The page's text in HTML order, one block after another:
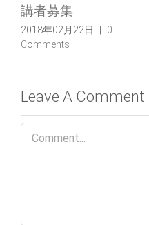
講者募集
2018年02月22日 |
0
Comments
Leave A Comment
Comment